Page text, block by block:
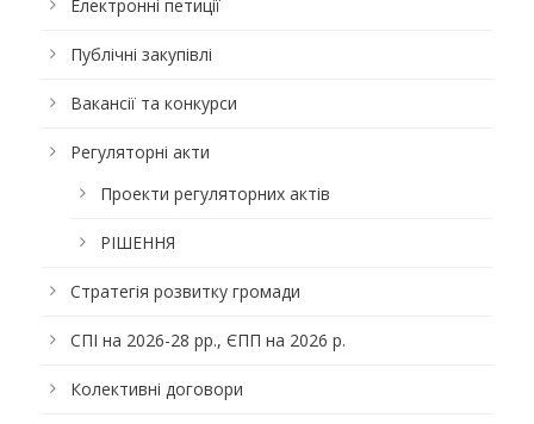
Електронні петиції
Публічні закупівлі
Вакансії та конкурси
Регуляторні акти
Проекти регуляторних актів
РІШЕННЯ
Стратегія розвитку громади
СПІ на 2026-28 рр., ЄПП на 2026 р.
Колективні договори